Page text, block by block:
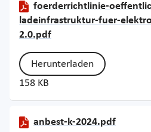
foerderrichtlinie-
ladeinfrastruktur-fuer-
2.0.pdf
Herunterladen
158 KB
anbest-k-2024.pdf